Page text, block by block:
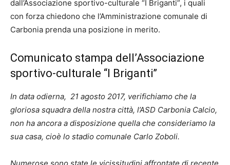
dall’Associazione sportivo-culturale “I Briganti”, i quali
con forza chiedono che l’Amministrazione comunale di
Carbonia prenda una posizione in merito.
Comunicato stampa dell’Associazione
sportivo-culturale “I Briganti”
In data odierna, 21 agosto 2017, verifichiamo che la
gloriosa squadra della nostra città, l’ASD Carbonia Calcio,
non ha ancora a disposizione quella che consideriamo la
sua casa, cioè lo stadio comunale Carlo Zoboli.